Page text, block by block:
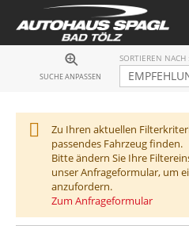
SUCHE ANPASSEN
SORTIEREN NACH
Zu Ihren aktuellen
passendes Fahrzeug finden.
Bitte ändern Sie Ihre
unser Anfrageformular, um
anzufordern.
Zum Anfrageformular